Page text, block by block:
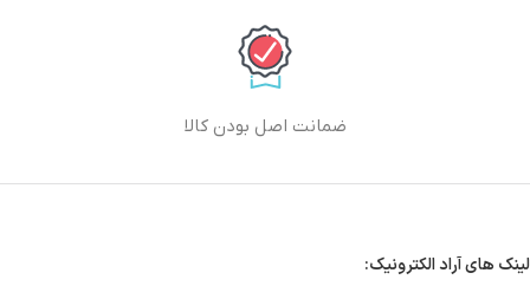
ضمانت اصل بودن کالا
لینک های آراد الکترونیک: